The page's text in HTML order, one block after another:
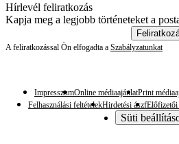
Hírlevél feliratkozás
Kapja meg a legjobb történeteket a
A feliratkozással Ön elfogadta a Szabályzatunkat
ImpresszumOnline médiaajánlatPrint
Felhasználási feltételekHirdetési ászfElőfizetői
Süti